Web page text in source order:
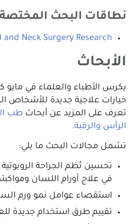
نطاقات البحث المختصة
Neck Surgery Research
الأبحاث
يكرس الأطباء والعلماء في
خيارات علاجية جديدة للأشخاص
تعرف على المزيد عن أبحاث طب
الرأس والرقبة.
تشمل مجالات البحث ما يلي:
تحسين نُظم الجراحة الروبوتية
في علاج أورام اللسان
استقصاء عوامل نمو ورم
تقييم طرق استخدام جديدة